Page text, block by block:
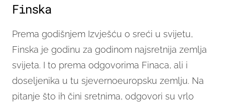
Finska
Prema godišnjem Izvješću o sreći u svijetu,
Finska je godinu za godinom najsretnija zemlja
svijeta. I to prema odgovorima Finaca, ali i
doseljenika u tu sjevernoeuropsku zemlju. Na
pitanje što ih čini sretnima, odgovori su vrlo